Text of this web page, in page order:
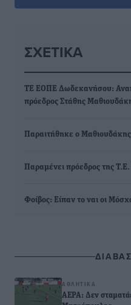
ΣΧΕΤΙΚΆ
ΤΕ ΕΟΠΕ Δωδεκανήσου:
πρόεδρος Στάθης
Παραιτήθηκε ο
Παραμένει πρόεδρος της
Φοίβος: Είπαν το ναι οι
ΑΘΛΗΤΙΚΆ
ΑΕΡΑ: Δεν